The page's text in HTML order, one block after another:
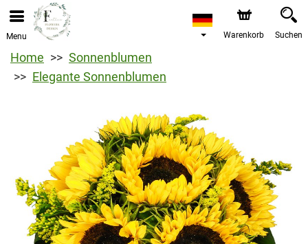
Menu Warenkorb Suchen
Home
Sonnenblumen
Elegante Sonnenblumen